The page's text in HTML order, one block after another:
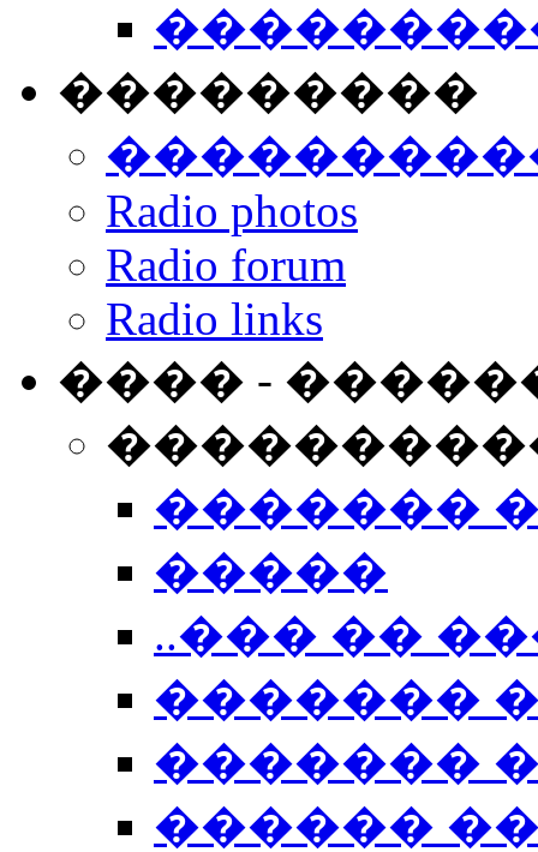
���������
Radio photos
Radio forum
Radio links
���� -
�������
�����
..��� ��
�������
�������
������